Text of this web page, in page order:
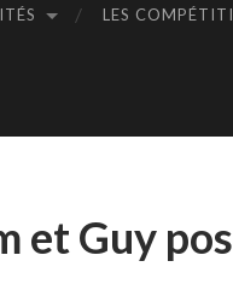
LES
et Guy